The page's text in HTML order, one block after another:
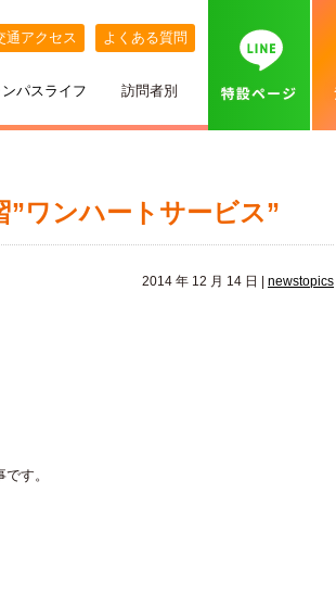
通アクセス よくある質問
ひとり暮らし
一般入試
卒業生インタビュー
パスライフ
札幌MAP
訪問者別
北海道外から入学をお考えの方へ
”ワンハートサービス”
2014 年 12 月 14 日 | newstopics
す。